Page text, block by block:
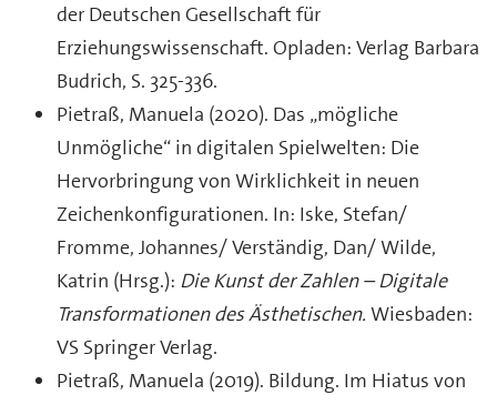
der Deutschen Gesellschaft für
Erziehungswissenschaft. Opladen: Verlag Barbara
Budrich, S. 325-336.
Pietraß, Manuela (2020). Das „mögliche
Unmögliche“ in digitalen Spielwelten: Die
Hervorbringung von Wirklichkeit in neuen
Zeichenkonfigurationen. In: Iske, Stefan/
Fromme, Johannes/ Verständig, Dan/ Wilde,
Katrin (Hrsg.): Die Kunst der Zahlen – Digitale
Transformationen des Ästhetischen. Wiesbaden:
VS Springer Verlag.
Pietraß, Manuela (2019). Bildung. Im Hiatus von